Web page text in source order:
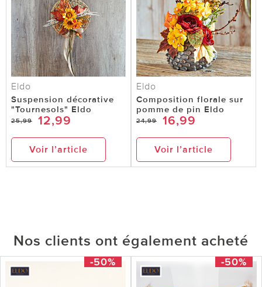
Eldo
Suspension décorative
"Tournesols" Eldo
25,99 12,99
Voir l’article
Eldo
Composition florale sur
pomme de pin Eldo
24,99 16,99
Voir l’article
Nos clients ont également acheté
-50% -50%